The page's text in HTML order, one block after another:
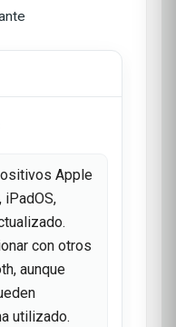
Apple
iPadOS,
con otros
aunque
utilizado.